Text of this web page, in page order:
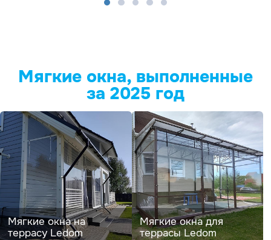
Мягкие окна, выполненные
за 2025 год
Мягкие окна на
террасу Ledom
Мягкие окна для
террасы Ledom